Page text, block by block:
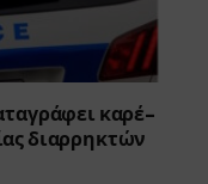
καρέ-
διαρρηκτών